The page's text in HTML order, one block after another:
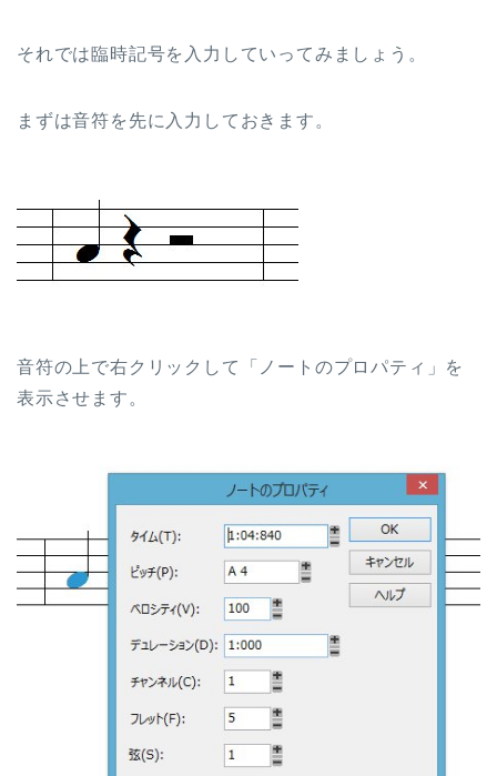
それでは臨時記号を入力していってみましょう。
まずは音符を先に入力しておきます。
音符の上で右クリックして「ノートのプロパティ」を
表示させます。